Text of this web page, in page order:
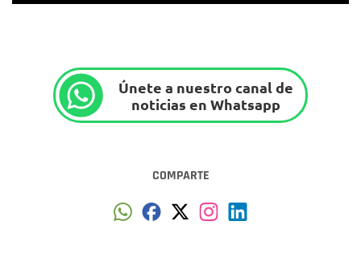
Únete a nuestro canal de
noticias en Whatsapp
COMPARTE